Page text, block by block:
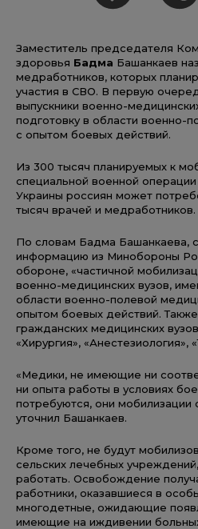
Заместитель председателя
здоровья Бадма Башанкаев
медработников, которых
участия в СВО. В первую
выпускники военно-
подготовку в области военно-
с опытом боевых действий.
Из 300 тысяч планируемых к
специальной военной
Украины россиян может
тысяч врачей и медработников.
По словам Бадма Башанкаева,
информацию из Минобороны
обороне, «частичной
военно-медицинских вузов,
области военно-полевой
опытом боевых действий.
гражданских медицинских
«Хирургия», «Анестезиология»,
«Медики, не имеющие ни
ни опыта работы в условиях
потребуются, они мобилизации
уточнил Башанкаев.
Кроме того, не будут
сельских лечебных
работать. Освобождение
работники, оказавшиеся в
многодетные, ожидающие
имеющие на иждивении